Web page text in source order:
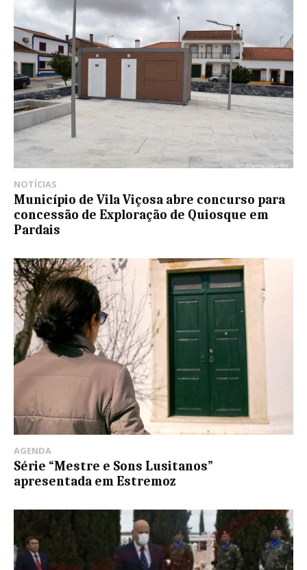
NOTÍCIAS
Município de Vila Viçosa abre concurso para
concessão de Exploração de Quiosque em
Pardais
AGENDA
Série “Mestre e Sons Lusitanos”
apresentada em Estremoz